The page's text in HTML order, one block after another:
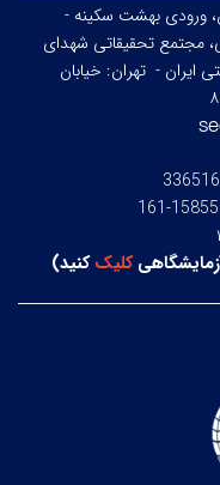
قزوین، ورودی بهشت سکینه -
مجتمع تحقیقاتی شهدای
ایران - تهران: خیابان
کلیککنید)